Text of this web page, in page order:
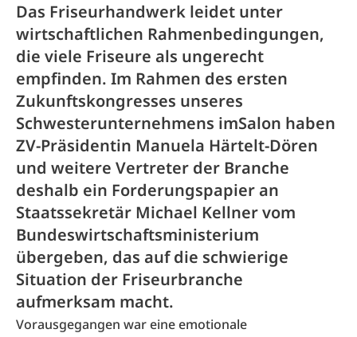
Das Friseurhandwerk leidet unter
wirtschaftlichen Rahmenbedingungen,
die viele Friseure als ungerecht
empfinden. Im Rahmen des ersten
Zukunftskongresses unseres
Schwesterunternehmens imSalon haben
ZV-Präsidentin Manuela Härtelt-Dören
und weitere Vertreter der Branche
deshalb ein Forderungspapier an
Staatssekretär Michael Kellner vom
Bundeswirtschaftsministerium
übergeben, das auf die schwierige
Situation der Friseurbranche
aufmerksam macht.
Vorausgegangen war eine emotionale